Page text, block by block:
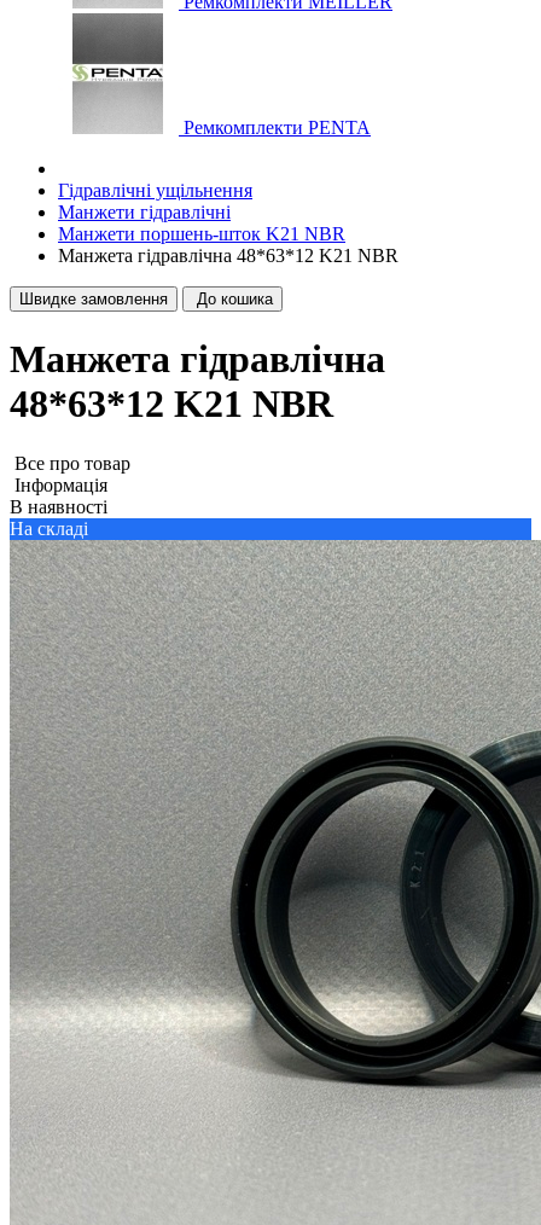
Ремкомплекти PENTA
Гідравлічні ущільнення
Манжети гідравлічні
Манжети поршень-шток K21 NBR
Манжета гідравлічна 48*63*12 K21 NBR
Швидке замовлення До кошика
Манжета гідравлічна
48*63*12 K21 NBR
Все про товар
Iнформація
В наявності
На складі